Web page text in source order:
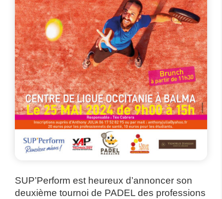
SUP’Perform est heureux d’annoncer son
deuxième tournoi de PADEL des professions